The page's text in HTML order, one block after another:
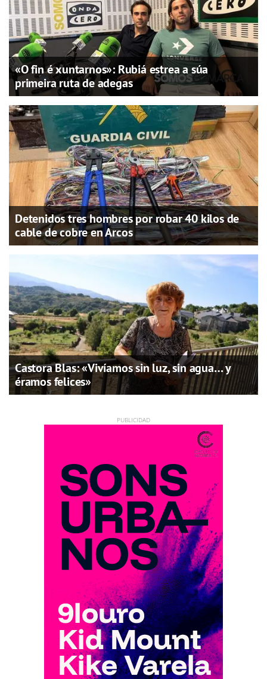
«O fin é xuntarnos»: Rubiá estrea a súa
primeira ruta de adegas
Detenidos tres hombres por robar 40 kilos de
cable de cobre en Arcos
Castora Blas: «Vivíamos sin luz, sin agua… y
éramos felices»